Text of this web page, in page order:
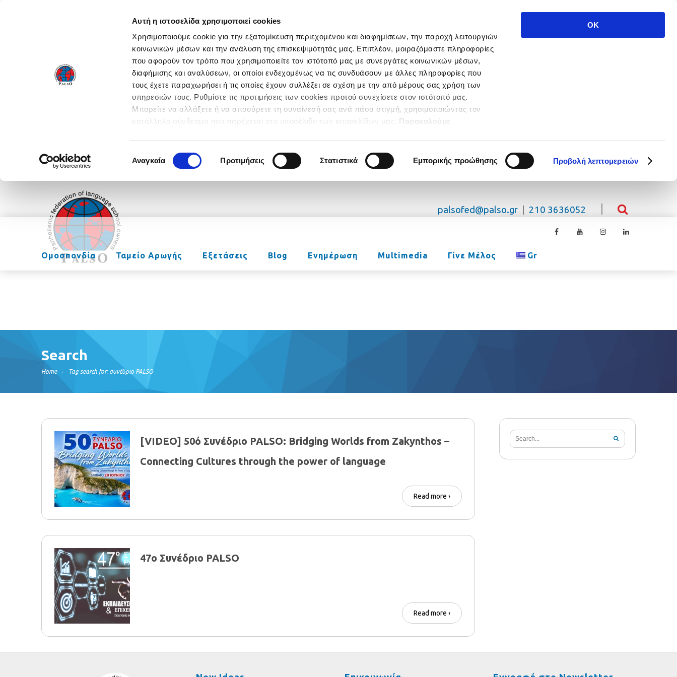
Αυτή η ιστοσελίδα χρησιμοποιεί cookies
Χρησιμοποιούμε cookie για την εξατομίκευση περιεχομένου και διαφημίσεων, την παροχή λειτουργιών
κοινωνικών μέσων και την ανάλυση της επισκεψιμότητάς μας. Επιπλέον, μοιραζόμαστε πληροφορίες
που αφορούν τον τρόπο που χρησιμοποιείτε τον ιστότοπό μας με συνεργάτες κοινωνικών μέσων,
διαφήμισης και αναλύσεων, οι οποίοι ενδεχομένως να τις συνδυάσουν με άλλες πληροφορίες που
τους έχετε παραχωρήσει ή τις οποίες έχουν συλλέξει σε σχέση με την από μέρους σας χρήση των
υπηρεσιών τους. Ρυθμίστε τις προτιμήσεις των cookies προτού συνεχίσετε στον ιστότοπό μας.
Μπορείτε να αλλάξετε ή να αποσύρετε τη συναίνεσή σας ανά πάσα στιγμή, χρησιμοποιώντας τον
κατάλληλο σύνδεσμο που παρέχεται στο υποσέλιδο των ιστοσελίδων μας. Παρακαλούμε
συγκατάθεσης
Αναγκαία Προτιμήσεις Στατιστικά Εμπορικής προώθησης Προβολή λεπτομερειών
OK
palsofed@palso.gr 210 3636052
Ομοσπονδία Ταμείο Αρωγής Εξετάσεις Blog Ενημέρωση Multimedia Γίνε Μέλος Gr
Search
Home Tag search for: συνέδριο PALSO
[VIDEO] 50ό Συνέδριο PALSO: Bridging Worlds from Zakynthos –
Connecting Cultures through the power of language
Read more ›
47o Συνέδριο PALSO
Read more ›